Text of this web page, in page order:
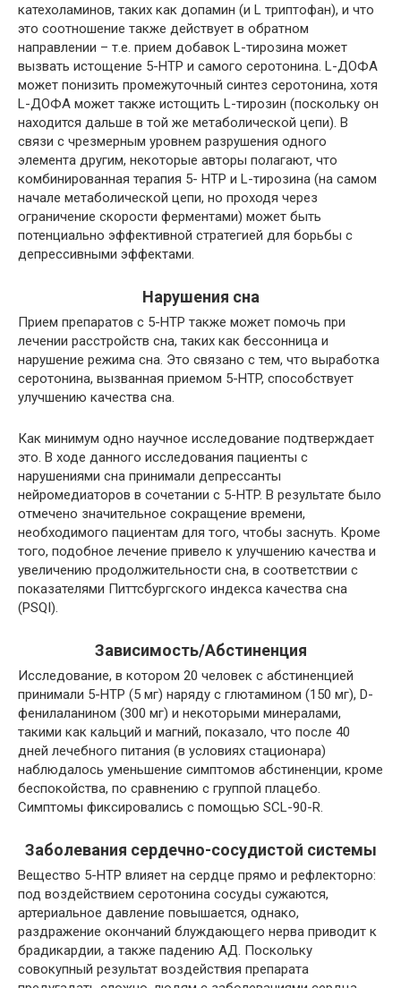
катехоламинов, таких как допамин (и L триптофан), и что
это соотношение также действует в обратном
направлении – т.е. прием добавок L-тирозина может
вызвать истощение 5-HTP и самого серотонина. L-ДОФА
может понизить промежуточный синтез серотонина, хотя
L-ДОФА может также истощить L-тирозин (поскольку он
находится дальше в той же метаболической цепи). В
связи с чрезмерным уровнем разрушения одного
элемента другим, некоторые авторы полагают, что
комбинированная терапия 5- HTP и L-тирозина (на самом
начале метаболической цепи, но проходя через
ограничение скорости ферментами) может быть
потенциально эффективной стратегией для борьбы с
депрессивными эффектами.
Нарушения сна
Прием препаратов с 5-HTP также может помочь при
лечении расстройств сна, таких как бессонница и
нарушение режима сна. Это связано с тем, что выработка
серотонина, вызванная приемом 5-HTP, способствует
улучшению качества сна.
Как минимум одно научное исследование подтверждает
это. В ходе данного исследования пациенты с
нарушениями сна принимали депрессанты
нейромедиаторов в сочетании с 5-HTP. В результате было
отмечено значительное сокращение времени,
необходимого пациентам для того, чтобы заснуть. Кроме
того, подобное лечение привело к улучшению качества и
увеличению продолжительности сна, в соответствии с
показателями Питтсбургского индекса качества сна
(PSQI).
Зависимость/Абстиненция
Исследование, в котором 20 человек с абстиненцией
принимали 5-HTP (5 мг) наряду с глютамином (150 мг), D-
фенилаланином (300 мг) и некоторыми минералами,
такими как кальций и магний, показало, что после 40
дней лечебного питания (в условиях стационара)
наблюдалось уменьшение симптомов абстиненции, кроме
беспокойства, по сравнению с группой плацебо.
Симптомы фиксировались с помощью SCL-90-R.
Заболевания сердечно-сосудистой системы
Вещество 5-HTP влияет на сердце прямо и рефлекторно:
под воздействием серотонина сосуды сужаются,
артериальное давление повышается, однако,
раздражение окончаний блуждающего нерва приводит к
брадикардии, а также падению АД. Поскольку
совокупный результат воздействия препарата